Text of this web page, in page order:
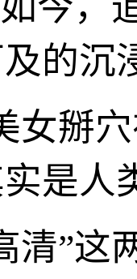
的沉
女掰
是人
清”这